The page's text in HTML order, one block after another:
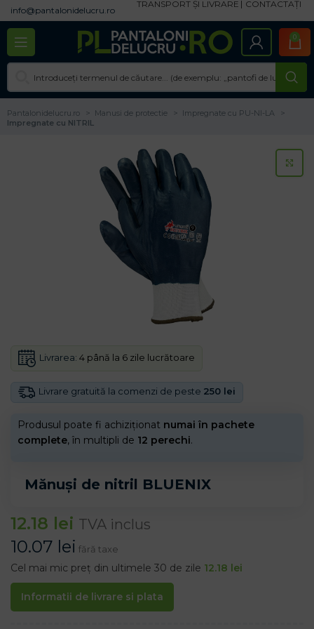
info@pantalonidelucru.ro
TRANSPORT ȘI LIVRARE CONTACTAȚI
0
Pantalonidelucru.ro Manusi de protectie
Impregnate cu PU-NI-LA
Impregnate cu NITRIL
Mănuși de nitril BLUENIX
Livrare gratuită la comenzi de peste 250 lei
Livrarea: 4 până la 6 zile lucrătoare
12.18 lei TVA inclus
10.07 lei fără taxe
Produsul poate fi achiziționat numai în pachete
complete, în multipli de 12 perechi.
Cel mai mic preț din ultimele 30 de zile 12.18 lei
Informatii de livrare si plata